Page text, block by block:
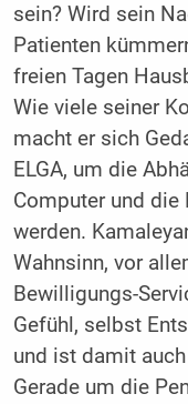
sein? Wird sein
Patienten
freien Tagen
Wie viele seiner
macht er sich
ELGA, um die
Computer und die
werden.
Wahnsinn, vor
Bewilligungs-
Gefühl, selbst
und ist damit
Gerade um die